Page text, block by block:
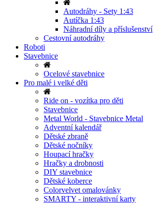
Autodráhy - Sety 1:43
Autíčka 1:43
Náhradní díly a příslušenství
Cestovní autodráhy
Roboti
Stavebnice
Ocelové stavebnice
Pro malé i velké děti
Ride on - vozítka pro děti
Stavebnice
Metal World - Stavebnice Metal
Adventní kalendář
Dětské zbraně
Dětské nočníky
Houpací hračky
Hračky a drobnosti
DIY stavebnice
Dětské koberce
Colorvelvet omalovánky
SMARTY - interaktivní karty